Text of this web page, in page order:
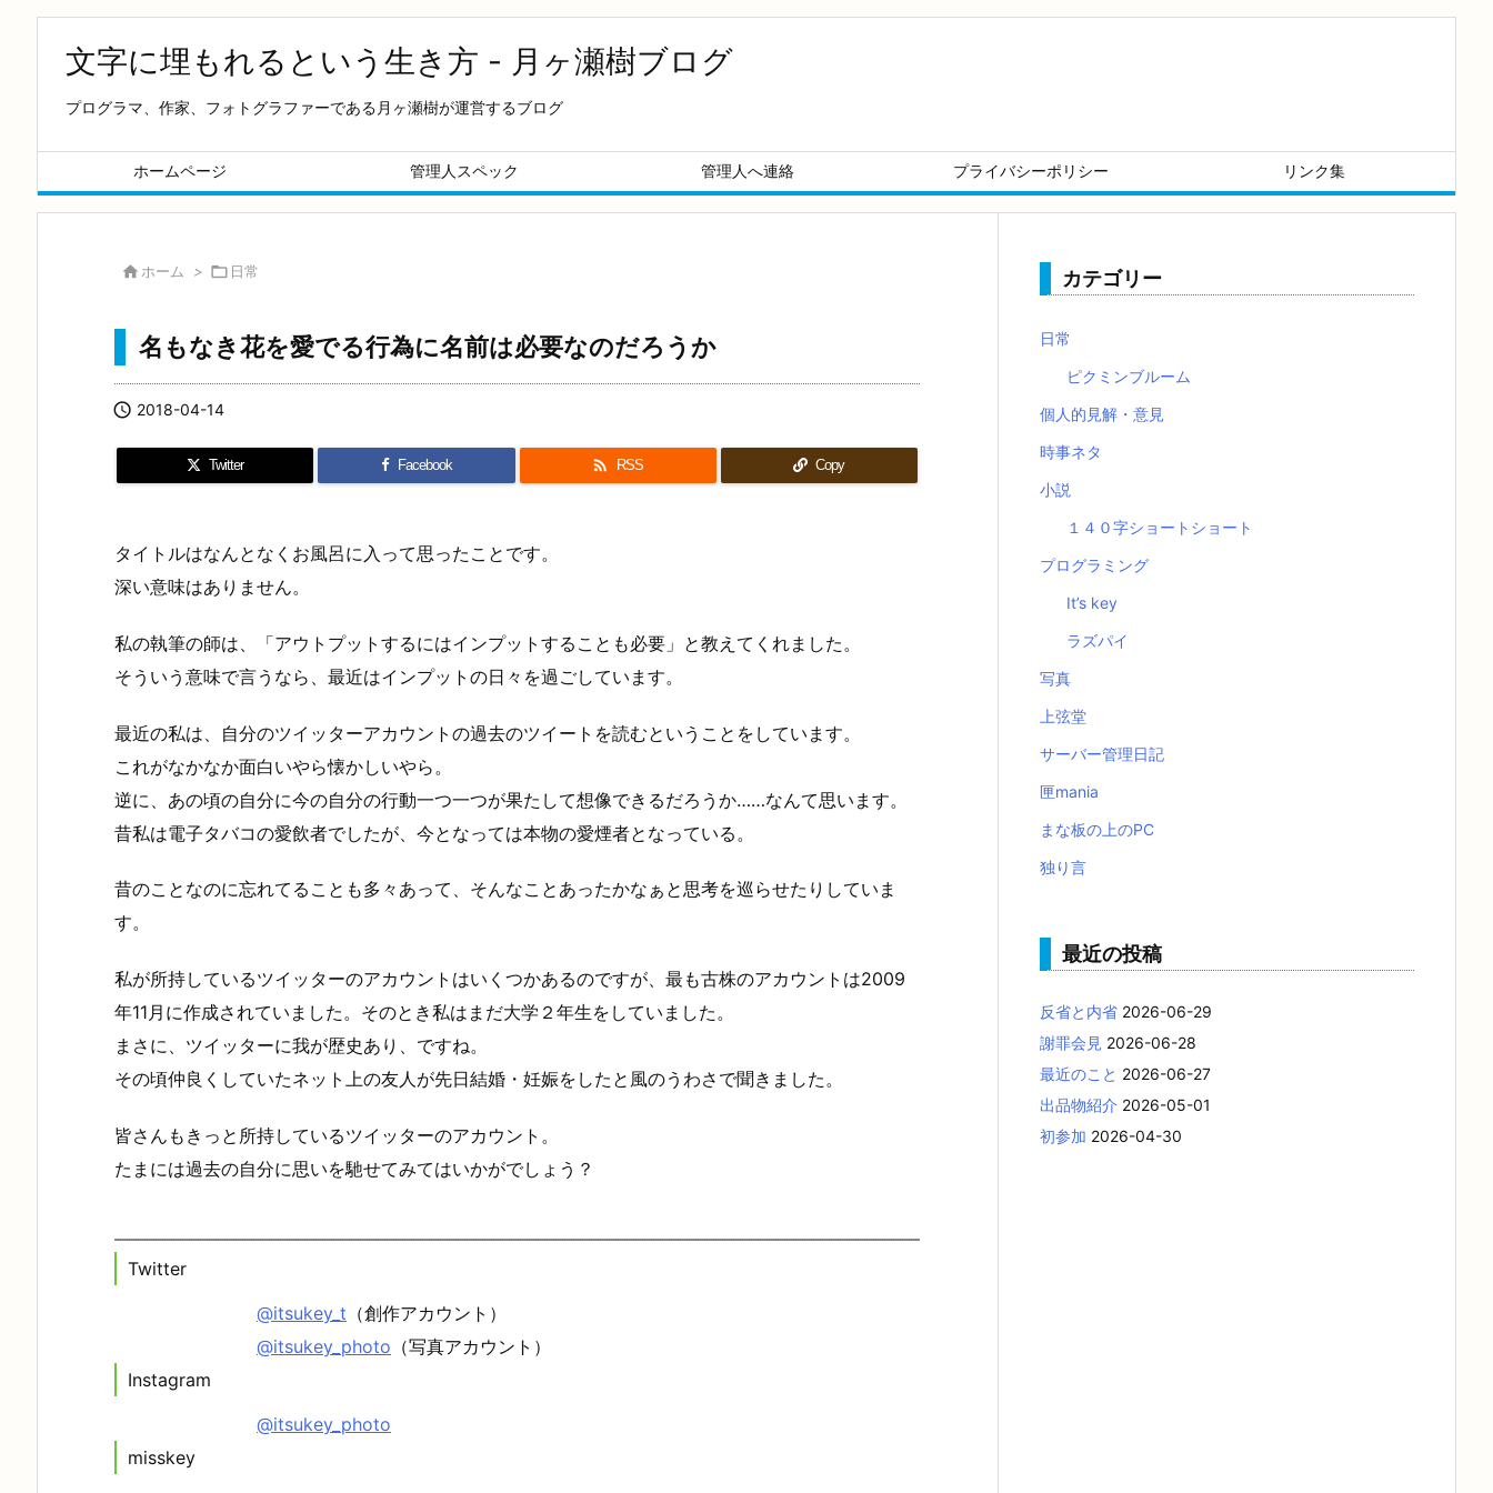
文字に埋もれるという生き方 - 月ヶ瀬樹ブログ
プログラマ、作家、フォトグラファーである月ヶ瀬樹が運営するブログ
ホームページ 管理人スペック 管理人へ連絡 プライバシーポリシー リンク集
 ホーム >  日常
名もなき花を愛でる行為に名前は必要なのだろうか
 2018-04-14
Twitter Facebook  RSS Copy
タイトルはなんとなくお風呂に入って思ったことです。
深い意味はありません。
私の執筆の師は、「アウトプットするにはインプットすることも必要」と教えてくれました。
そういう意味で言うなら、最近はインプットの日々を過ごしています。
最近の私は、自分のツイッターアカウントの過去のツイートを読むということをしています。
これがなかなか面白いやら懐かしいやら。
逆に、あの頃の自分に今の自分の行動一つ一つが果たして想像できるだろうか……なんて思います。
昔私は電子タバコの愛飲者でしたが、今となっては本物の愛煙者となっている。
昔のことなのに忘れてることも多々あって、そんなことあったかなぁと思考を巡らせたりしていま
す。
私が所持しているツイッターのアカウントはいくつかあるのですが、最も古株のアカウントは2009
年11月に作成されていました。そのとき私はまだ大学２年生をしていました。
まさに、ツイッターに我が歴史あり、ですね。
その頃仲良くしていたネット上の友人が先日結婚・妊娠をしたと風のうわさで聞きました。
皆さんもきっと所持しているツイッターのアカウント。
たまには過去の自分に思いを馳せてみてはいかがでしょう？
Twitter
@itsukey_t （創作アカウント）
@itsukey_photo （写真アカウント）
Instagram
@itsukey_photo
misskey
カテゴリー
日常
ピクミンブルーム
個人的見解・意見
時事ネタ
小説
１４０字ショートショート
プログラミング
It’s key
ラズパイ
写真
上弦堂
サーバー管理日記
匣mania
まな板の上のPC
独り言
最近の投稿
反省と内省 2026-06-29
謝罪会見 2026-06-28
最近のこと 2026-06-27
出品物紹介 2026-05-01
初参加 2026-04-30